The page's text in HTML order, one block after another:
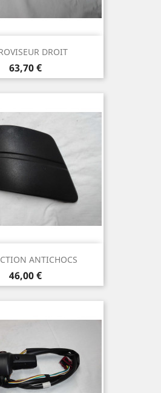
DROIT
Prix
63,70 €
ANTICHOCS
Prix
46,00 €